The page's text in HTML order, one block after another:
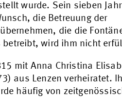
wurde. Sein sieben
die Betreuung der
die die
betreibt, wird ihm nicht
mit Anna Christina
aus Lenzen verheiratet.
häufig von